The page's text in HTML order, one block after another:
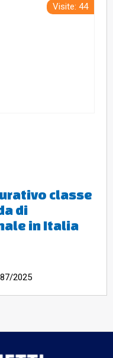
Visite: 44
classe
di
in Italia
2025